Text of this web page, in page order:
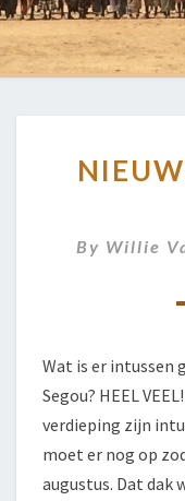
By Willie
Wat is er intussen
Segou? HEEL
verdieping zijn
moet er nog op
augustus. Dat dak